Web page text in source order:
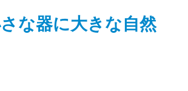
な器に大きな自然